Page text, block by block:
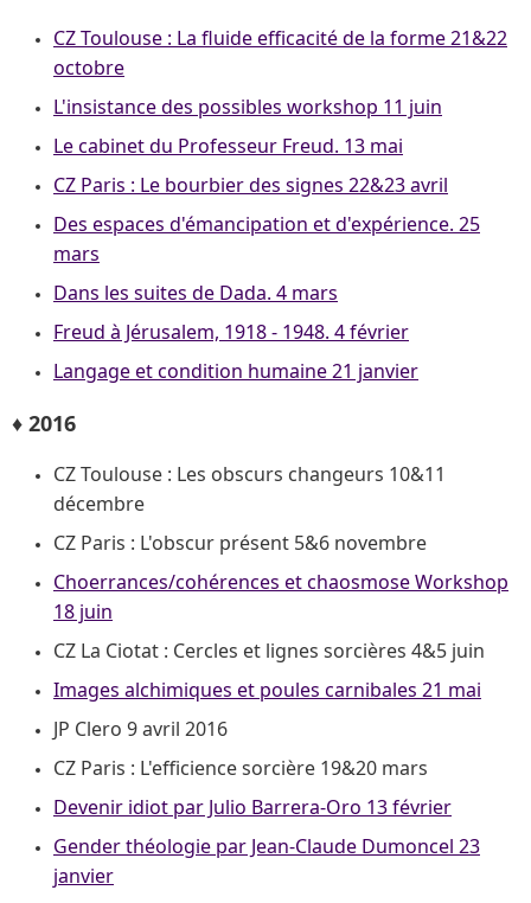
CZ Toulouse : La fluide efficacité de la forme 21&22
octobre
L'insistance des possibles workshop 11 juin
Le cabinet du Professeur Freud. 13 mai
CZ Paris : Le bourbier des signes 22&23 avril
Des espaces d'émancipation et d'expérience. 25
mars
Dans les suites de Dada. 4 mars
Freud à Jérusalem, 1918 - 1948. 4 février
Langage et condition humaine 21 janvier
♦ 2016
CZ Toulouse : Les obscurs changeurs 10&11
décembre
CZ Paris : L'obscur présent 5&6 novembre
Choerrances/cohérences et chaosmose Workshop
18 juin
CZ La Ciotat : Cercles et lignes sorcières 4&5 juin
Images alchimiques et poules carnibales 21 mai
JP Clero 9 avril 2016
CZ Paris : L'efficience sorcière 19&20 mars
Devenir idiot par Julio Barrera-Oro 13 février
Gender théologie par Jean-Claude Dumoncel 23
janvier